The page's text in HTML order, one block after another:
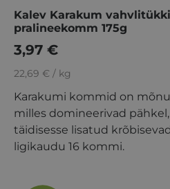
22,69 € / kg
Karakumi kommid on
milles domineerivad
täidisesse lisatud
ligikaudu 16 kommi.
Kalev Karakum
pralineekomm 175g
3,97 €